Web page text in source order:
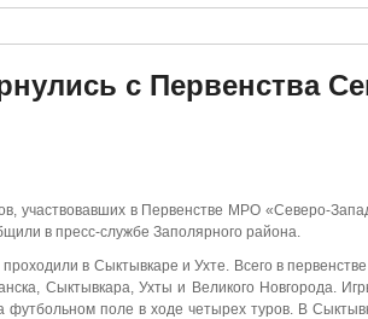
правила и штрафы в России
сезона в Архангельске: яркие
фотофиксации Vitronic
с Первенства
участвовавших в Первенстве МРО «Северо-
в пресс-службе Заполярного района.
в Сыктывкаре и Ухте. Всего в
Сыктывкара, Ухты и Великого Новгорода.
футбольном поле в ходе четырех туров. В